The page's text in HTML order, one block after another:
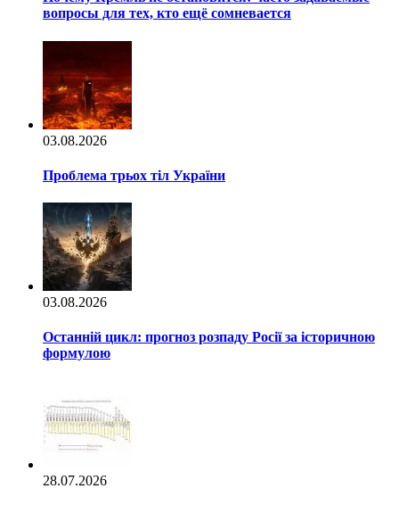
вопросы для тех, кто ещё сомневается
03.08.2026
Проблема трьох тіл України
03.08.2026
Останній цикл: прогноз розпаду Росії за історичною
формулою
28.07.2026